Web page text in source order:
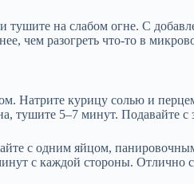
на слабом огне. С
чем разогреть что-то в
Натрите курицу солью и
тушите 5–7 минут. Подавайте с
с одним яйцом,
с каждой стороны. Отлично